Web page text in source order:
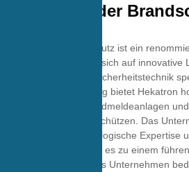
Hekatron - der
Hekatron Brandschutz ist ein
Unternehmen, das sich auf innovative
Brandschutz und Sicherheitstechnik
60 Jahren Erfahrung bietet Hekatron
Rauchmelder, Brandmeldeanlagen
Leben und Werte schützen. Das
durch seine technologische Expertise
Sicherheit aus, was es zu einem
Das Unternehmen